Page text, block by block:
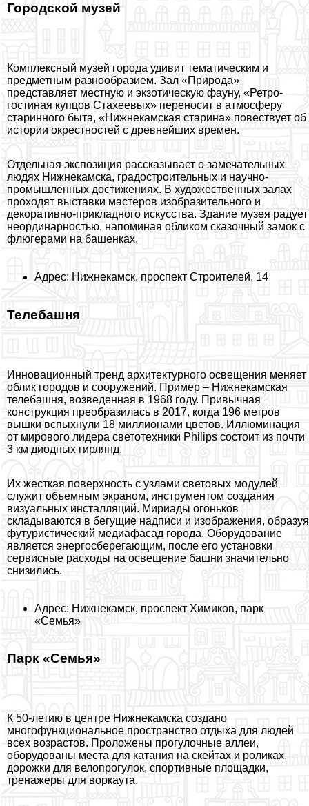
Городской музей
Комплексный музей города удивит тематическим и
предметным разнообразием. Зал «Природа»
представляет местную и экзотическую фауну, «Ретро-
гостиная купцов Стахеевых» переносит в атмосферу
старинного быта, «Нижнекамская старина» повествует об
истории окрестностей с древнейших времен.
Отдельная экспозиция рассказывает о замечательных
людях Нижнекамска, градостроительных и научно-
промышленных достижениях. В художественных залах
проходят выставки мастеров изобразительного и
декоративно-прикладного искусства. Здание музея радует
неординарностью, напоминая обликом сказочный замок с
флюгерами на башенках.
Адрес: Нижнекамск, проспект Строителей, 14
Телeбашня
Инновационный тренд архитектурного освещения меняет
облик городов и сооружений. Пример – Нижнекамская
телeбашня, возведенная в 1968 году. Привычная
конструкция преобразилась в 2017, когда 196 метров
вышки вспыхнули 18 миллионами цветов. Иллюминация
от мирового лидера светотехники Philips состоит из почти
3 км диодных гирлянд.
Их жесткая поверхность с узлами световых модулей
служит объемным экраном, инструментом создания
визуальных инсталляций. Мириады огоньков
складываются в бегущие надписи и изображения, образуя
футуристический медиафасад города. Оборудование
является энергосберегающим, после его установки
сервисные расходы на освещение башни значительно
снизились.
Адрес: Нижнекамск, проспект Химиков, парк
«Семья»
Парк «Семья»
К 50-летию в центре Нижнекамска создано
многофункциональное прострaнcтво отдыха для людей
всех возрастов. Проложены прогулочные аллеи,
оборудованы места для катания на скейтах и роликах,
дорожки для велопрогулок, спортивные площадки,
тренажеры для воркаута.